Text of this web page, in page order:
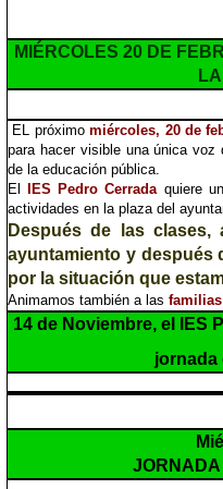
MIÉRCOLES 20 DE
EL próximomiércoles, 20 de
para hacer visible una única voz
de la educación pública.
El
IES Pedro Cerrada quiere
actividades en la plaza del
Después de las clases,
ayuntamiento y después
por la situación que
Animamos también a las familias
14 de Noviembre, el IES
jornada
JORNADA